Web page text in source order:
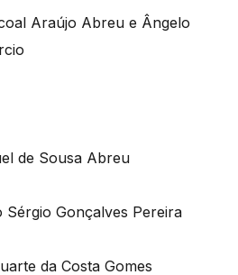
Araújo Abreu e Ângelo
de Sousa Abreu
Sérgio Gonçalves Pereira
da Costa Gomes